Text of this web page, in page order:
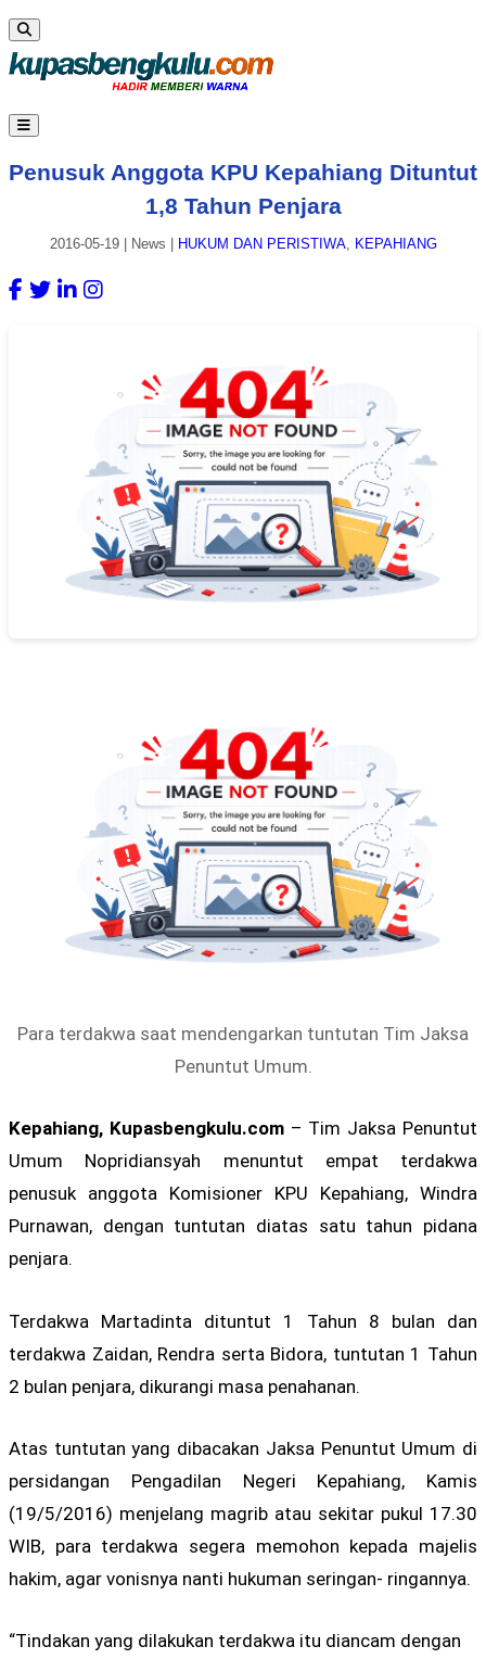
Penusuk Anggota KPU Kepahiang Dituntut
1,8 Tahun Penjara
2016-05-19| News HUKUM DAN PERISTIWA, KEPAHIANG
Para terdakwa saat mendengarkan tuntutan Tim Jaksa
Penuntut Umum.
Kepahiang, Kupasbengkulu.com– Tim Jaksa Penuntut
Umum Nopridiansyah menuntut empat terdakwa
penusuk anggota Komisioner KPU Kepahiang, Windra
Purnawan, dengan tuntutan diatas satu tahun pidana
penjara.
Terdakwa Martadinta dituntut 1 Tahun 8 bulan dan
terdakwa Zaidan, Rendra serta Bidora, tuntutan 1 Tahun
2 bulan penjara, dikurangi masa penahanan.
Atas tuntutan yang dibacakan Jaksa Penuntut Umum di
persidangan Pengadilan Negeri Kepahiang, Kamis
(19/5/2016) menjelang magrib atau sekitar pukul 17.30
WIB, para terdakwa segera memohon kepada majelis
hakim, agar vonisnya nanti hukuman seringan- ringannya.
“Tindakan yang dilakukan terdakwa itu diancam dengan